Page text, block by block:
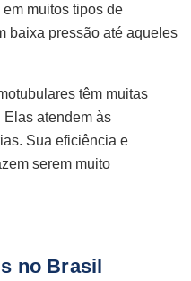
muitos tipos de
baixa pressão até aqueles
têm muitas
atendem às
Sua eficiência e
serem muito
no Brasil